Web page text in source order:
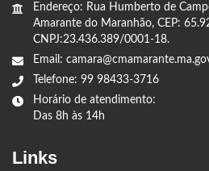
Endereço: Rua Humberto de
Amarante do Maranhão, CEP:
CNPJ:23.436.389/0001-18.
Email:
Telefone: 99 98433-3716
Horário de atendimento:
Das 8h às 14h
Links